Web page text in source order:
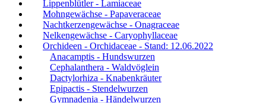
Lippenblütler - Lamiaceae
Mohngewächse - Papaveraceae
Nachtkerzengewächse - Onagraceae
Nelkengewächse - Caryophyllaceae
Orchideen - Orchidaceae - Stand: 12.06.2022
Anacamptis - Hundswurzen
Cephalanthera - Waldvöglein
Dactylorhiza - Knabenkräuter
Epipactis - Stendelwurzen
Gymnadenia - Händelwurzen